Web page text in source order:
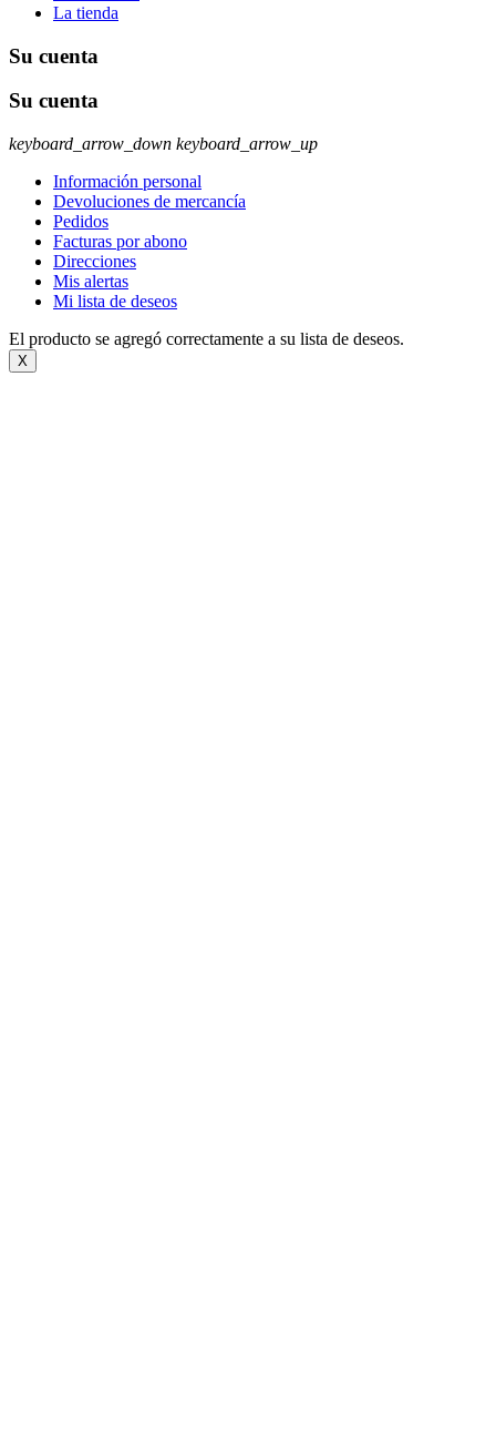
La tienda
Su cuenta
Su cuenta
keyboard_arrow_down keyboard_arrow_up
Información personal
Devoluciones de mercancía
Pedidos
Facturas por abono
Direcciones
Mis alertas
Mi lista de deseos
El producto se agregó correctamente a su lista de deseos.
X